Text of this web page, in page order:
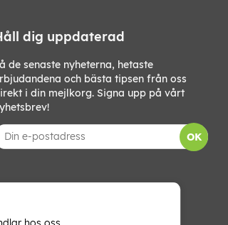
dig uppdaterad
de senaste nyheterna, hetaste
och bästa tipsen från oss
i din mejlkorg. Signa upp på vårt
OK